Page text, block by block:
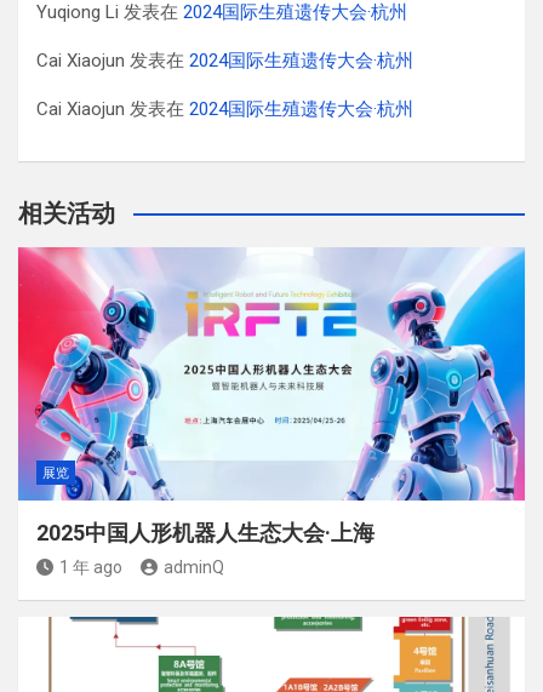
Yuqiong Li 发表在 2024国际生殖遗传大会·杭州
Cai Xiaojun 发表在 2024国际生殖遗传大会·杭州
Cai Xiaojun 发表在 2024国际生殖遗传大会·杭州
相关活动
展览
2025中国人形机器人生态大会·上海
1 年 ago adminQ